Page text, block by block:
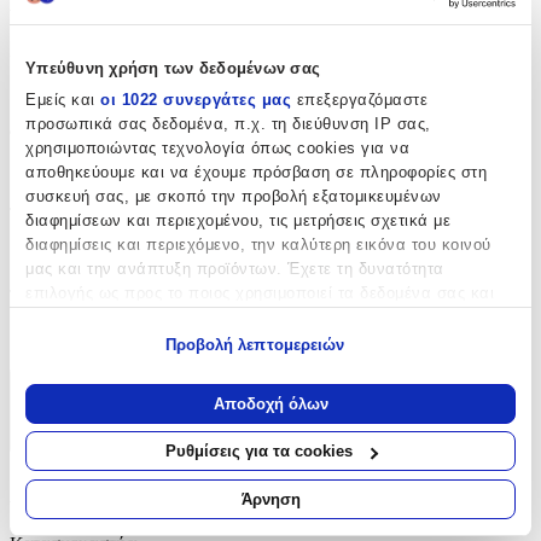
Υπεύθυνη χρήση των δεδομένων σας
Εμείς και οι 1022 συνεργάτες μας επεξεργαζόμαστε
προσωπικά σας δεδομένα, π.χ. τη διεύθυνση IP σας,
χρησιμοποιώντας τεχνολογία όπως cookies για να
αποθηκεύουμε και να έχουμε πρόσβαση σε πληροφορίες στη
συσκευή σας, με σκοπό την προβολή εξατομικευμένων
διαφημίσεων και περιεχομένου, τις μετρήσεις σχετικά με
διαφημίσεις και περιεχόμενο, την καλύτερη εικόνα του κοινού
μας και την ανάπτυξη προϊόντων. Έχετε τη δυνατότητα
Να συλλέξουμε πληροφορίες σχετικά με τη γεωγραφική
σας τοποθεσία, οι οποίες μπορεί να είναι ακριβείς σε
απόσταση μερικών μέτρων
Να αναγνωρίσουμε τη συσκευή σας σαρώνοντας ενεργά
για συγκεκριμένα χαρακτηριστικά (δακτυλικό αποτύπωμα)
Μάθετε περισσότερα σχετικά με τον τρόπο επεξεργασίας των
Προβολή λεπτομερειών
Αποδοχή όλων
Ρυθμίσεις για τα cookies
Άρνηση
Φύλο:
Κορίτσι
Τύπος:
Τρόλεϊ
Χαρακτηριστικά